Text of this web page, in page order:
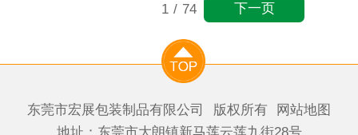
1 / 74 下一页
东莞市宏展包装制品有限公司 版权所有
网站地图